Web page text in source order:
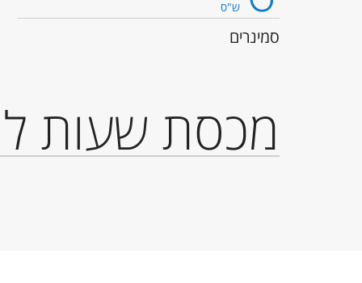
ש"ס
סמינרים
מכסת שעות